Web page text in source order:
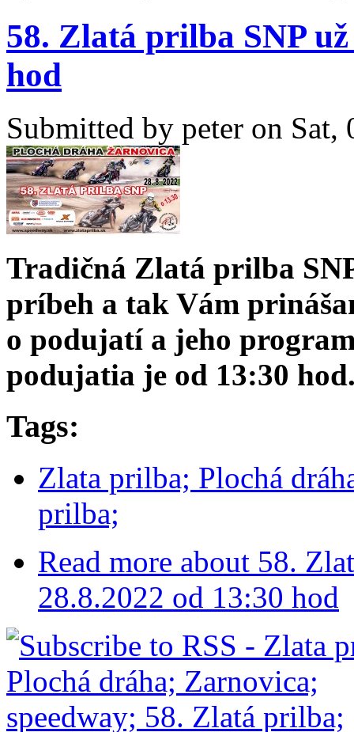
58. Zlatá prilba SNP
hod
Submitted by peter on Sat,
Tradičná Zlatá prilba
príbeh a tak Vám
o podujatí a jeho
podujatia je od 13:30
Tags:
Zlata prilba; Plochá
prilba;
Read more about 58.
28.8.2022 od 13:30 hod